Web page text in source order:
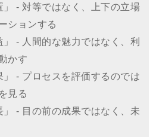
」 - 対等ではなく、上下の立場
ションする
- 人間的な魅力ではなく、利
かす
」 - プロセスを評価するのでは
見る
」 - 目の前の成果ではなく、未